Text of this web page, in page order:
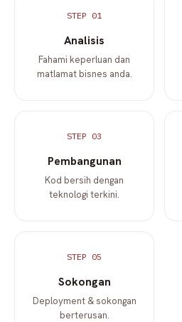
STEP 01
Analisis
Fahami keperluan dan
matlamat bisnes anda.
STEP 03
Pembangunan
Kod bersih dengan
teknologi terkini.
STEP 05
Sokongan
Deployment & sokongan
berterusan.